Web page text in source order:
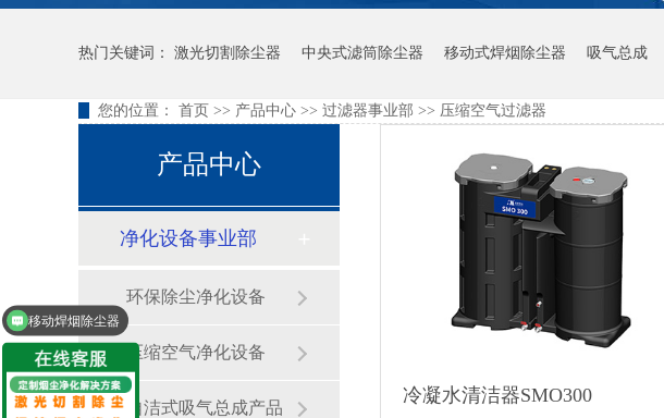
热门关键词： 激光切割除尘器 中央式滤筒除尘器 移动式焊烟除尘器 吸气总成
您的位置： 首页 >> 产品中心 >> 过滤器事业部 >> 压缩空气过滤器
冷凝水清洁器SMO300
产品中心
净化设备事业部
环保除尘净化设备
压缩空气净化设备
自洁式吸气总成产品
焊接车间除尘设备